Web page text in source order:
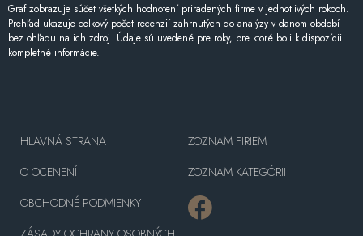
Graf zobrazuje súčet všetkých hodnotení priradených firme v jednotlivých rokoch.
Prehľad ukazuje celkový počet recenzií zahrnutých do analýzy v danom období
bez ohľadu na ich zdroj. Údaje sú uvedené pre roky, pre ktoré boli k dispozícii
kompletné informácie.
HLAVNÁ STRANA
O OCENENÍ
OBCHODNÉ PODMIENKY
ZOZNAM FIRIEM
ZOZNAM KATEGÓRII